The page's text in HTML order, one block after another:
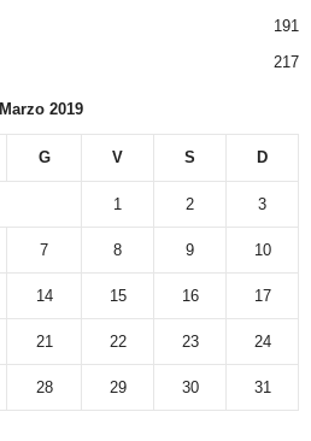
191
217
Marzo 2019
G V S D
1 2 3
7 8 9 10
14 15 16 17
21 22 23 24
28 29 30
31